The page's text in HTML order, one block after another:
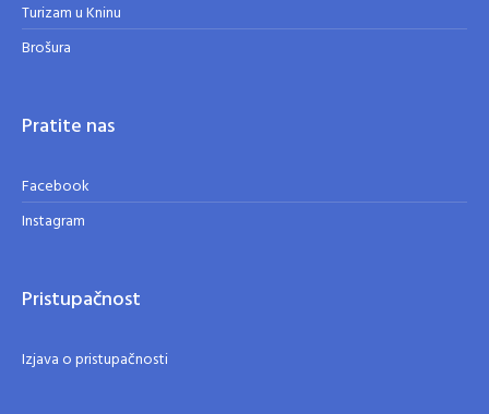
Turizam u Kninu
Brošura
Pratite nas
Facebook
Instagram
Pristupačnost
Izjava o pristupačnosti